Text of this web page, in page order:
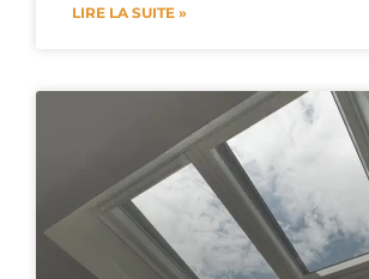
LIRE LA SUITE »